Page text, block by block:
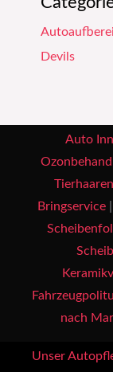
Devils
Auto
Bringservice|
nach
Unser